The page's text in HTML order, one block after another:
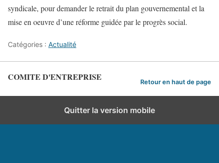
syndicale, pour demander le retrait du plan gouvernemental et la
mise en oeuvre d’une réforme guidée par le progrès social.
Catégories : Actualité
COMITE D'ENTREPRISE Retour en haut de page
Quitter la version mobile